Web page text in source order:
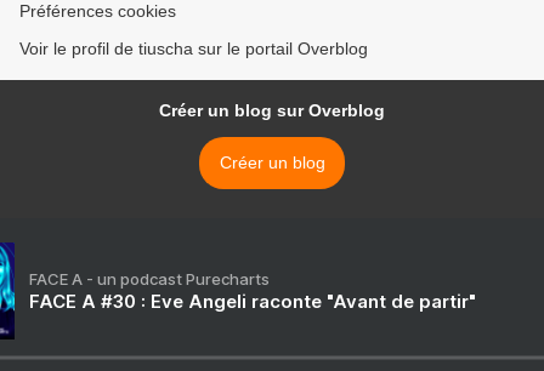
Préférences cookies
Voir le profil de tiuscha sur le portail Overblog
Créer un blog sur Overblog
Créer un blog
FACE A - un podcast Purecharts
FACE A #30 : Eve Angeli raconte "Avant de partir"